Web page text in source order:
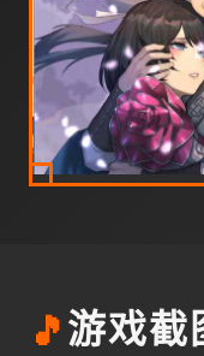
🎵游戏截